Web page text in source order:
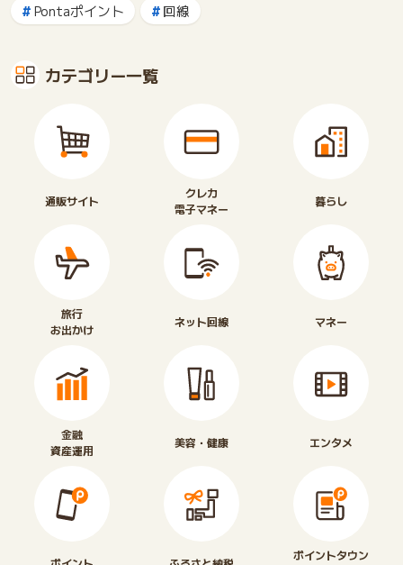
Pontaポイント
回線
カテゴリー一覧
通販サイト
クレカ
電子マネー
暮らし
旅行
お出かけ
ネット回線 マネー
金融
資産運用
美容・健康 エンタメ
ポイントタウン